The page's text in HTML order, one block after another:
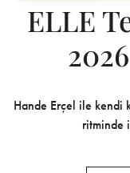
ELLE
Hande Erçel ile kendi
ritminde